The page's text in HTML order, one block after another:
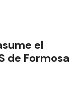
el
de Formosa